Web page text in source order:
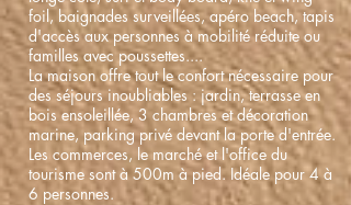
foil, baignades surveillées, apéro beach, tapis
d'accès aux personnes à mobilité réduite ou
familles avec poussettes....
La maison offre tout le confort nécessaire pour
des séjours inoubliables : jardin, terrasse en
bois ensoleillée, 3 chambres et décoration
marine, parking privé devant la porte d'entrée.
Les commerces, le marché et l'office du
tourisme sont à 500m à pied. Idéale pour 4 à
6 personnes.